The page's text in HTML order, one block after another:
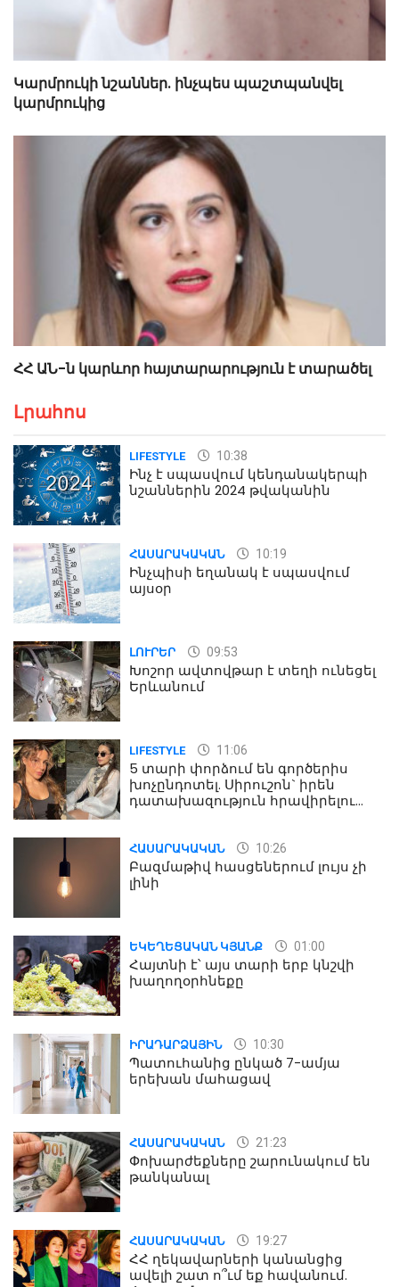
Կարմրուկի նշաններ. ինչպես պաշտպանվել
կարմրուկից
ՀՀ ԱՆ-ն կարևոր հայտարարություն է տարածել
Լրահոս
LIFESTYLE 10:38
Ինչ է սպասվում կենդանակերպի
նշաններին 2024 թվականին
ՀԱՍԱՐԱԿԱԿԱՆ 10:19
Ինչպիսի եղանակ է սպասվում
այսօր
ԼՈՒՐԵՐ 09:53
Խոշոր ավտովթար է տեղի ունեցել
Երևանում
LIFESTYLE 11:06
5 տարի փորձում են գործերիս
խոչընդոտել. Սիրուշոն` իրեն
դատախազություն հրավիրելու
ՀԱՍԱՐԱԿԱԿԱՆ 10:26
Բազմաթիվ հասցեներում լույս չի
լինի
ԵԿԵՂԵՑԱԿԱՆ ԿՅԱՆՔ 01:00
Հայտնի է՝ այս տարի երբ կնշվի
խաղողօրհնեքը
ԻՐԱԴԱՐՁԱՅԻՆ 10:30
Պատուհանից ընկած 7-ամյա
երեխան մահացավ
ՀԱՍԱՐԱԿԱԿԱՆ 21:23
Փոխարժեքները շարունակում են
թանկանալ
ՀԱՍԱՐԱԿԱԿԱՆ 19:27
ՀՀ ղեկավարների կանանցից
ավելի շատ ո՞ւմ եք հավանում.